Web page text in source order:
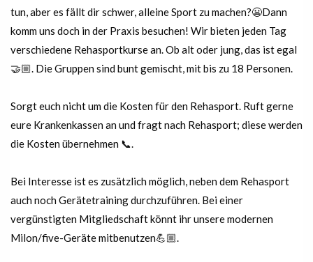
tun, aber es fällt dir schwer, alleine Sport zu machen?😬Dann
komm uns doch in der Praxis besuchen! Wir bieten jeden Tag
verschiedene Rehasportkurse an. Ob alt oder jung, das ist egal
🤝🏼. Die Gruppen sind bunt gemischt, mit bis zu 18 Personen.
Sorgt euch nicht um die Kosten für den Rehasport. Ruft gerne
eure Krankenkassen an und fragt nach Rehasport; diese werden
die Kosten übernehmen 📞.
Bei Interesse ist es zusätzlich möglich, neben dem Rehasport
auch noch Gerätetraining durchzuführen. Bei einer
vergünstigten Mitgliedschaft könnt ihr unsere modernen
Milon/five-Geräte mitbenutzen💪🏼.